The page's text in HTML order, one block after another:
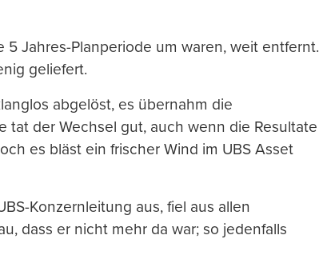
5 Jahres-Planperiode um waren, weit entfernt.
geliefert.
abgelöst, es übernahm die
tat der Wechsel gut, auch wenn die Resultate
es bläst ein frischer Wind im UBS Asset
Konzernleitung aus, fiel aus allen
dass er nicht mehr da war; so jedenfalls